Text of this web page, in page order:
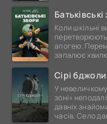
Коли шкільні
апогею.
запалює
Сірі бджоли
У невеличкому
зоні»
давніх
часів. Село